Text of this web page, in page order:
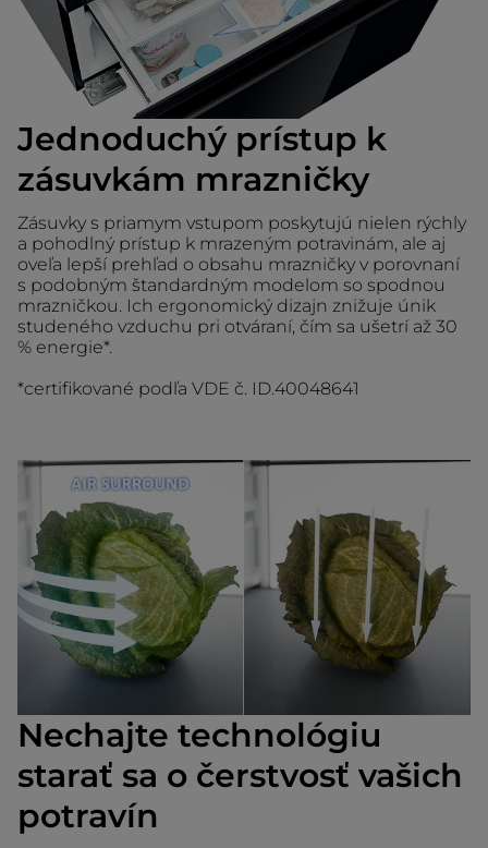
Jednoduchý prístup k
zásuvkám mrazničky
Zásuvky s priamym vstupom poskytujú nielen rýchly
a pohodlný prístup k mrazeným potravinám, ale aj
oveľa lepší prehľad o obsahu mrazničky v porovnaní
s podobným štandardným modelom so spodnou
mrazničkou. Ich ergonomický dizajn znižuje únik
studeného vzduchu pri otváraní, čím sa ušetrí až 30
% energie*.
*certifikované podľa VDE č. ID.40048641
Nechajte technológiu
starať sa o čerstvosť vašich
potravín